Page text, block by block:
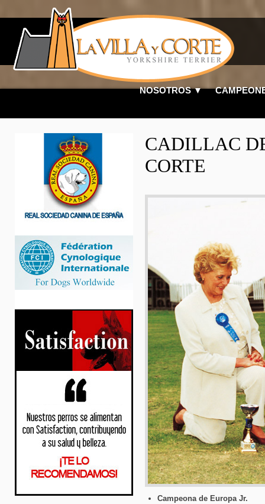
NOSOTROS ▼
CADILLAC
CORTE
Campeona de Europa Jr.